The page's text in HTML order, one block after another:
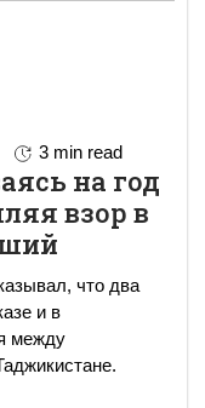
3 min read
на год
взор в
что два
и в
между